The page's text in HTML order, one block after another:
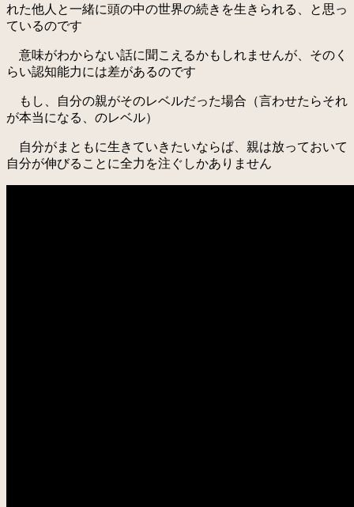
れた他人と一緒に頭の中の世界の続きを生きられる、と思っ
ているのです
意味がわからない話に聞こえるかもしれませんが、そのく
らい認知能力には差があるのです
もし、自分の親がそのレベルだった場合（言わせたらそれ
が本当になる、のレベル）
自分がまともに生きていきたいならば、親は放っておいて
自分が伸びることに全力を注ぐしかありません